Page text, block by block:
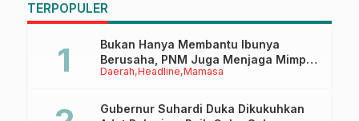
TERPOPULER
Daerah Headline Mamasa
Bukan Hanya Membantu Ibunya
Berusaha, PNM Juga Menjaga Mimpi
Anaknya Untuk Menggapai Cita-Cita
Gubernur Suhardi Duka Dikukuhkan